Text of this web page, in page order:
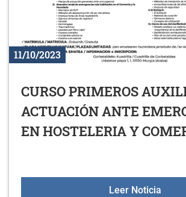
11/10/2023
CURSO PRIMEROS
ACTUACIÓN ANTE
EN HOSTELERIA Y
Leer Noticia